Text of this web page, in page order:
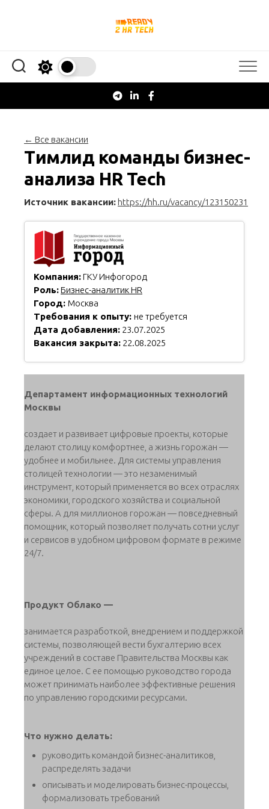
← Все вакансии
Тимлид команды бизнес-
анализа HR Tech
Источник вакансии: https://hh.ru/vacancy/123150231
Компания:ГКУ Инфогород
Роль:Бизнес-аналитик HR
Город: Москва
Требования к опыту: не требуется
Дата добавления: 23.07.2025
Вакансия закрыта: 22.08.2025
Департамент информационных технологий
Москвы
создает и развивает цифровые проекты, которые
делают столицу комфортнее, а жизнь горожан —
удобнее и мобильнее. Для системы управления
столицей технологии — это незаменимый
инструмент, который применяется во всех отраслях
экономики, городского хозяйства и социальной
сферы. А для миллионов горожан — повседневный
помощник, который позволяет получать сотни услуг
и сервисов в удобном цифровом формате в режиме
24/7.
Продукт Облако —
занимается разработкой, внедрением и поддержкой
системы, позволяющей вести бухгалтерию всех
учреждений в составе Правительства Москвы как
единое целое. С ее помощью руководство города
может принимать наиболее эффективные решения
по управлению городскими ресурсами.
Что нужно делать:
руководить командой бизнес-аналитиков,
распределять задачи
описывать и моделировать бизнес-процессы,
формализовать требований